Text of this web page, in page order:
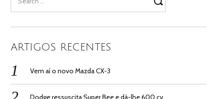
for:
ARTIGOS RECENTES
Vem aí o novo Mazda CX-3